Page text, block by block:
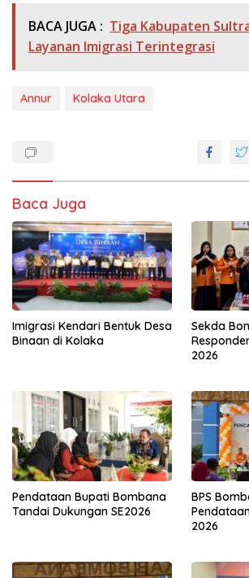
BACA JUGA : Tiga Kabupaten
Layanan Imigrasi Terintegrasi
Annur Kolaka Utara
Baca Juga
Imigrasi Kendari Bentuk Desa
Binaan di Kolaka
Sekda
2026
Pendataan Bupati Bombana
Tandai Dukungan SE2026
BPS
2026